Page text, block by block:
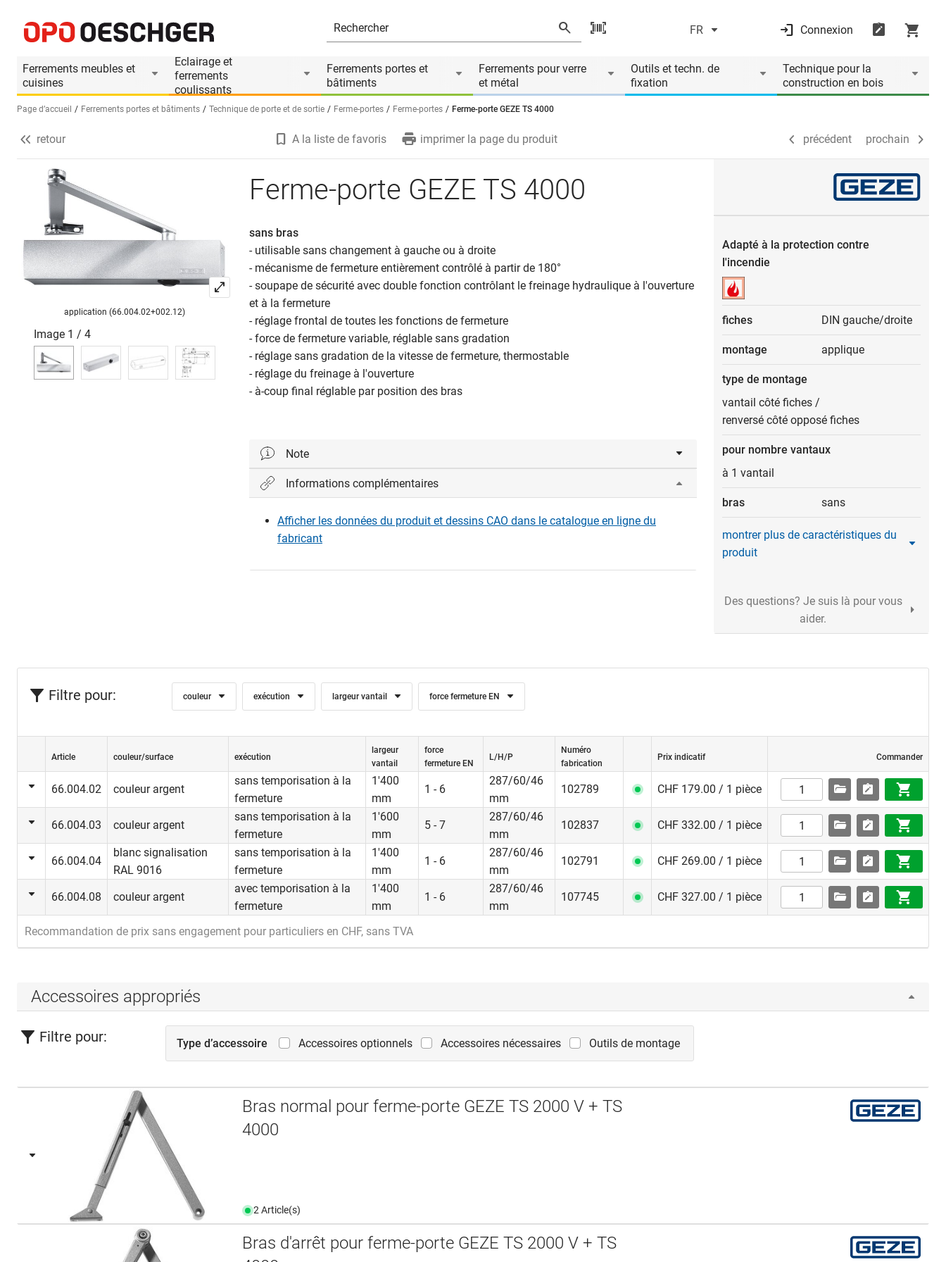
FR Connexion
Ferrements meubles et
cuisines
Eclairage et
ferrements
coulissants
Ferrements portes et
bâtiments
Ferrements pour verre
et métal
Outils et techn. de
fixation
Technique pour la
construction en bois
Sélectionnez une langue (FR)
Page d’accueil Ferrements portes et bâtiments Technique de porte et de sortie Ferme-portes Ferme-portes Ferme-porte GEZE TS 4000
Informations produit
Accessoires appropriés précédent prochain
retour A la liste de favoris imprimer la page du produit précédent prochain
application (66.004.02+002.12)
Image 1 / 4
Ferme-porte GEZE TS 4000
sans bras
- utilisable sans changement à gauche ou à droite
- mécanisme de fermeture entièrement contrôlé à partir de 180°
- soupape de sécurité avec double fonction contrôlant le freinage hydraulique à l'ouverture
et à la fermeture
- réglage frontal de toutes les fonctions de fermeture
- force de fermeture variable, réglable sans gradation
- réglage sans gradation de la vitesse de fermeture, thermostable
- réglage du freinage à l'ouverture
- à-coup final réglable par position des bras
Note
Exécution avec temporisation à la fermeture
- à-coup final hydraulique réglable
(ne fonctionne pas dans le cas d'un montage en applique côté opposé aux
Informations complémentaires
Afficher les données du produit et dessins CAO dans le catalogue en ligne du
fabricant
Adapté à la protection contre
l'incendie
fiches DIN gauche/droite
montage applique
type de montage
vantail côté fiches /
renversé côté opposé fiches
pour nombre vantaux
à 1 vantail
bras sans
montrer plus de caractéristiques du
produit
Des questions? Je suis là pour vous
aider.
Filtre pour: couleur exécution largeur vantail force fermeture EN
Article couleur/surface exécution
largeur
vantail
force
fermeture EN
L/H/P
Numéro
fabrication
Prix indicatif Commander
66.004.02 couleur argent
sans temporisation à la
fermeture
1'400
mm
1 - 6
287/60/46
mm
102789 CHF 179.00 / 1 pièce
66.004.03 couleur argent
sans temporisation à la
fermeture
1'600
mm
5 - 7
287/60/46
mm
102837 CHF 332.00 / 1 pièce
66.004.04
blanc signalisation
RAL 9016
sans temporisation à la
fermeture
1'400
mm
1 - 6
287/60/46
mm
102791 CHF 269.00 / 1 pièce
66.004.08 couleur argent
avec temporisation à la
fermeture
1'400
mm
1 - 6
287/60/46
mm
107745 CHF 327.00 / 1 pièce
Recommandation de prix sans engagement pour particuliers en CHF, sans TVA
Accessoires appropriés
Filtre pour: Type d’accessoire Accessoires optionnels Accessoires nécessaires Outils de montage
Bras normal pour ferme-porte GEZE TS 2000 V + TS
4000
2 Article(s)
Bras d'arrêt pour ferme-porte GEZE TS 2000 V + TS